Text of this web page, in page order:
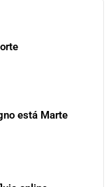
está Marte